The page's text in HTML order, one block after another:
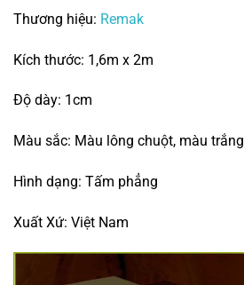
Thương hiệu: Remak
Kích thước: 1,6m x 2m
Độ dày: 1cm
Màu sắc: Màu lông chuột, màu trắng
Hình dạng: Tấm phẳng
Xuất Xứ: Việt Nam